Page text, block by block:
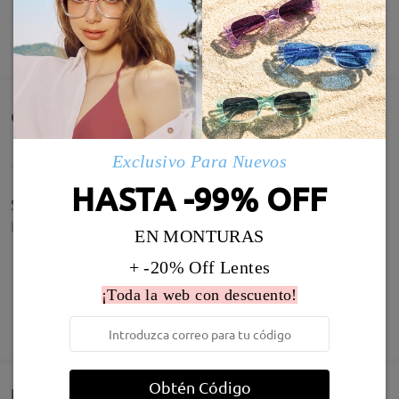
Infomación de Modelo
MOSTRAR MÁS
Comentarios de Clientes(141)
Super
by
Estoy feliz con ellas. Son preciosas!!
CarolinaonJul 25 , 2025
Entrega
Exclusivo Para Nuevos
HASTA -99% OFF
EN MONTURAS
+ -20% Off Lentes
¡Toda la web con descuento!
Obtén Código